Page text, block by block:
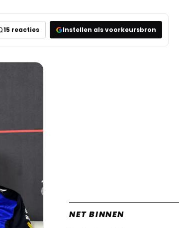
15 reacties Instellen als voorkeursbron
NET BINNEN